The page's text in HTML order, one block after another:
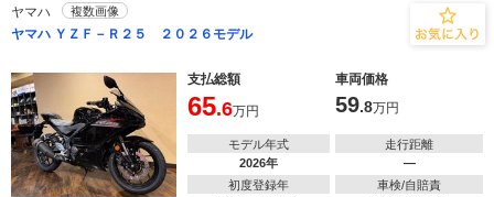
ヤマハ 複数画像
ヤマハ ＹＺＦ－Ｒ２５ ２０２６モデル
支払総額 車両価格
65.6万円 59.8万円
モデル年式
2026年
走行距離
―
初度登録年
車検/自賠責